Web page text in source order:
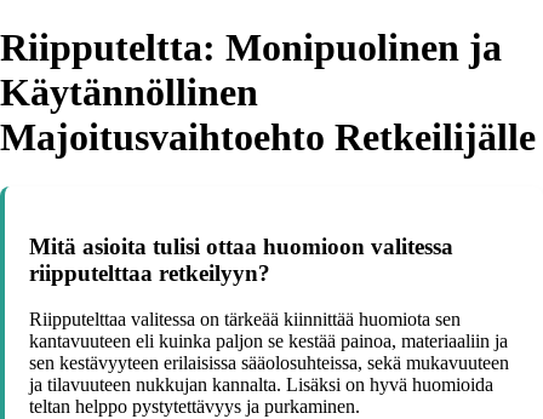
Riipputeltta: Monipuolinen ja
Käytännöllinen
Majoitusvaihtoehto Retkeilijälle
Mitä asioita tulisi ottaa huomioon valitessa
riipputelttaa retkeilyyn?
Riipputelttaa valitessa on tärkeää kiinnittää huomiota sen
kantavuuteen eli kuinka paljon se kestää painoa, materiaaliin ja
sen kestävyyteen erilaisissa sääolosuhteissa, sekä mukavuuteen
ja tilavuuteen nukkujan kannalta. Lisäksi on hyvä huomioida
teltan helppo pystytettävyys ja purkaminen.